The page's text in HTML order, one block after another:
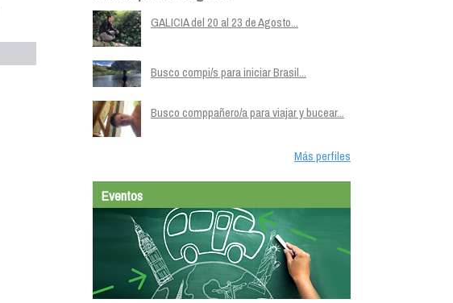
GALICIA del 20 al 23 de Agosto...
Busco compi/s para iniciar Brasil...
Busco comppañero/a para viajar y bucear...
Más perfiles
Eventos